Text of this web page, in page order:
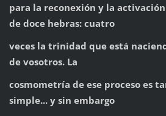
para la reconexión y la
de doce hebras: cuatro
veces la trinidad que está
de vosotros. La
cosmometría de ese proceso es
simple... y sin embargo